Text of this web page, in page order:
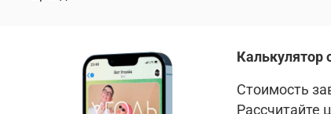
Калькулятор
Стоимость
Рассчитайте